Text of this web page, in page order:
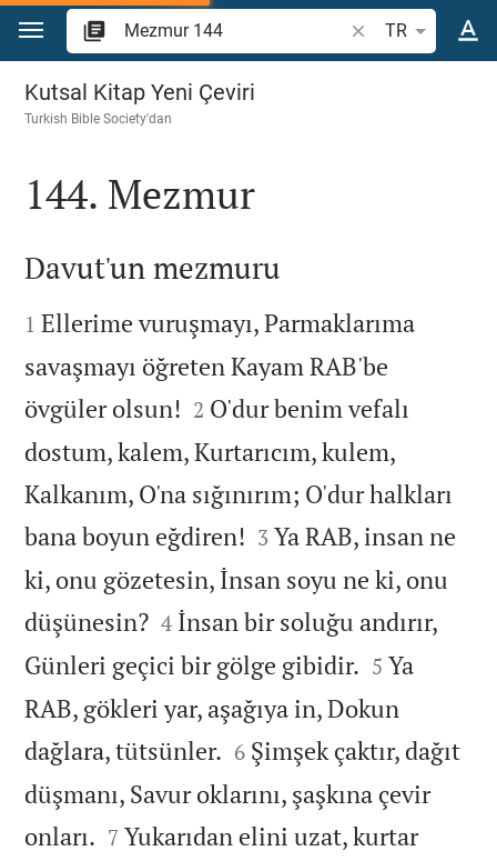
İçeriğe atla
İncil ayeti veya
TR
Mezmur 144
Kutsal Kitap Yeni Çeviri
Turkish Bible Society'dan

144. Mezmur

Davut'un mezmuru

1 Ellerime vuruşmayı, Parmaklarıma
savaşmayı öğreten Kayam RAB'be
övgüler olsun! 

2 O'dur benim vefalı
dostum, kalem, Kurtarıcım, kulem,
Kalkanım, O'na sığınırım; O'dur halkları
bana boyun eğdiren! 

3 Ya RAB, insan ne
ki, onu gözetesin, İnsan soyu ne ki, onu
düşünesin?
4 İnsan bir soluğu andırır,
Günleri geçici bir gölge gibidir. 

5 Ya
RAB, gökleri yar, aşağıya in, Dokun
dağlara, tütsünler. 

6 Şimşek çaktır, dağıt
düşmanı, Savur oklarını, şaşkına çevir
onları. 

7 Yukarıdan elini uzat, kurtar